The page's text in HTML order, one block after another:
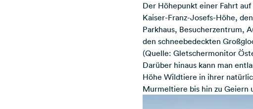
Der Höhepunkt einer Fahrt
Kaiser-Franz-Josefs-Höhe,
Parkhaus, Besucherzentrum,
den schneebedeckten
(Quelle: Gletschermonitor
Darüber hinaus kann man
Höhe Wildtiere in ihrer
Murmeltiere bis hin zu Geiern